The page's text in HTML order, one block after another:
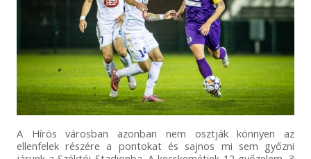
A Hírös városban azonban nem osztják könnyen az
ellenfelek részére a pontokat és sajnos mi sem győzni